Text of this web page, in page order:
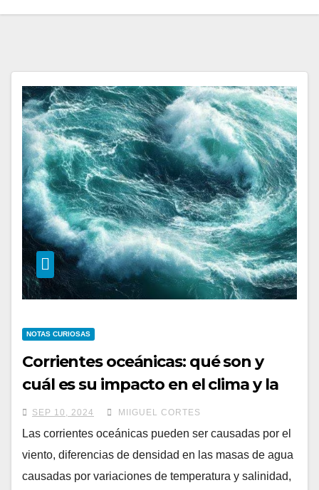
NOTAS CURIOSAS
Corrientes oceánicas: qué son y
cuál es su impacto en el clima y la
vida marina
SEP 10, 2024 MIIGUEL CORTES
Las corrientes oceánicas pueden ser causadas por el
viento, diferencias de densidad en las masas de agua
causadas por variaciones de temperatura y salinidad,